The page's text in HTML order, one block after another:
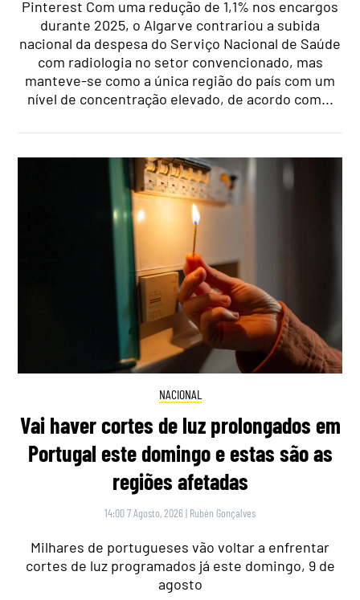
Pinterest Com uma redução de 1,1% nos encargos
durante 2025, o Algarve contrariou a subida
nacional da despesa do Serviço Nacional de Saúde
com radiologia no setor convencionado, mas
manteve-se como a única região do país com um
nível de concentração elevado, de acordo com...
NACIONAL
Vai haver cortes de luz prolongados em
Portugal este domingo e estas são as
regiões afetadas
14:00 7 Agosto, 2026 | Rubén Gonçalves
Milhares de portugueses vão voltar a enfrentar
cortes de luz programados já este domingo, 9 de
agosto